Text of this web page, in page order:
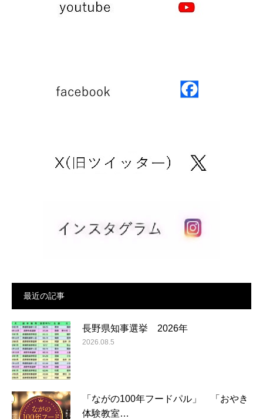
最近の記事
長野県知事選挙 2026年
2026.08.5
「ながの100年フードパル」 「おやき
体験教室…